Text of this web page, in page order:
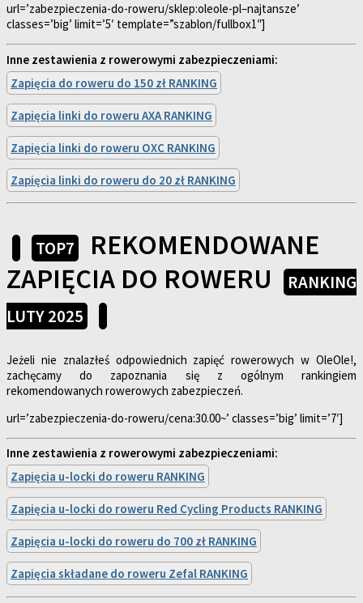
url=’zabezpieczenia-do-roweru/sklep:oleole-pl–najtansze’
classes=’big’ limit=’5′ template=”szablon/fullbox1″]
Inne zestawienia z rowerowymi zabezpieczeniami:
Zapięcia do roweru do 150 zł RANKING
Zapięcia linki do roweru AXA RANKING
Zapięcia linki do roweru OXC RANKING
Zapięcia linki do roweru do 20 zł RANKING
TOP7
REKOMENDOWANE
ZAPIĘCIA DO ROWERU
RANKING
LUTY 2025
Jeżeli nie znalazłeś odpowiednich zapięć rowerowych w OleOle!,
zachęcamy do zapoznania się z ogólnym rankingiem
rekomendowanych rowerowych zabezpieczeń.
url=’zabezpieczenia-do-roweru/cena:30.00~’ classes=’big’ limit=’7′]
Inne zestawienia z rowerowymi zabezpieczeniami:
Zapięcia u-locki do roweru RANKING
Zapięcia u-locki do roweru Red Cycling Products RANKING
Zapięcia u-locki do roweru do 700 zł RANKING
Zapięcia składane do roweru Zefal RANKING